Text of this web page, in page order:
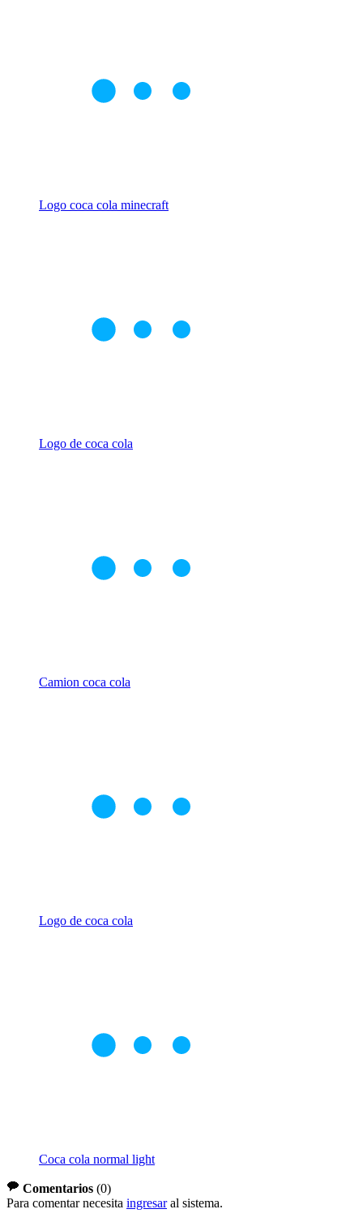
Logo coca cola minecraft
Logo de coca cola
Camion coca cola
Logo de coca cola
Coca cola normal light
Comentarios (0)
Para comentar necesita ingresaral sistema.